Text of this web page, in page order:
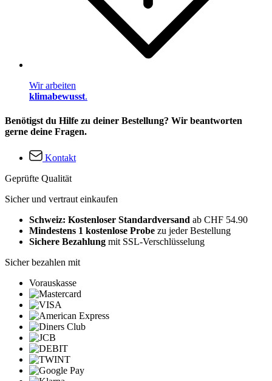
Wir arbeiten
klimabewusst.
Benötigst du Hilfe zu deiner Bestellung? Wir beantworten
gerne deine Fragen.
Kontakt
Geprüfte Qualität
Sicher und vertraut einkaufen
Schweiz: Kostenloser Standardversand ab CHF 54.90
Mindestens 1 kostenlose Probe zu jeder Bestellung
Sichere Bezahlung mit SSL-Verschlüsselung
Sicher bezahlen mit
Vorauskasse